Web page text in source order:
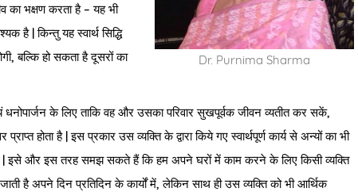
Dr. Purnima Sharma
का भक्षण करता है – यह भी
है | किन्तु यह स्वार्थ सिद्धि
बल्कि हो सकता है दूसरों का
के लिए ताकि वह और उसका परिवार सुखपूर्वक जीवन व्यतीत कर सकें,
होता है | इस प्रकार उस व्यक्ति के द्वारा किये गए स्वार्थपूर्ण कार्य से अन्यों का भी
| इसे और इस तरह समझ सकते हैं कि हम अपने घरों में काम करने के लिए किसी व्यक्ति
है अपने दिन प्रतिदिन के कार्यों में, लेकिन साथ ही उस व्यक्ति को भी आर्थिक